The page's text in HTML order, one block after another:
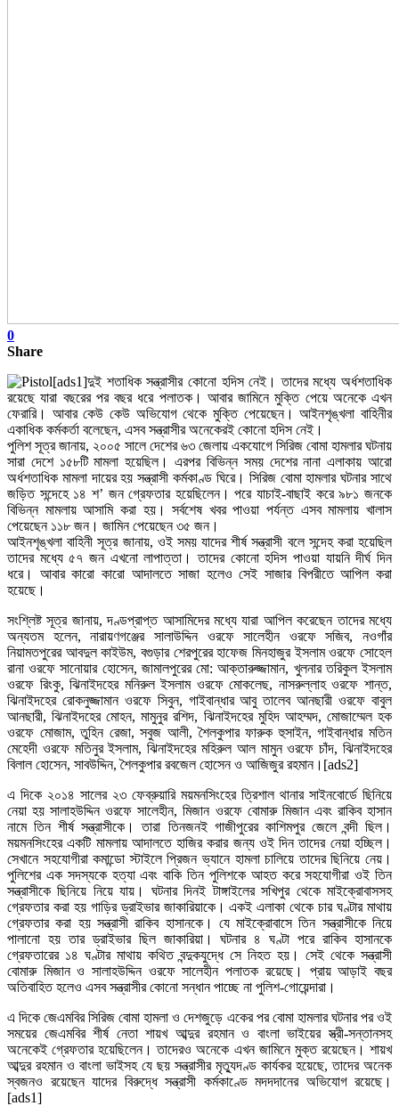
0
Share
[ads1]দুই শতাধিক সন্ত্রাসীর কোনো হদিস নেই। তাদের মধ্যে অর্ধশতাধিক
রয়েছে যারা বছরের পর বছর ধরে পলাতক। আবার জামিনে মুক্তি পেয়ে অনেকে এখন
ফেরারি। আবার কেউ কেউ অভিযোগ থেকে মুক্তি পেয়েছেন। আইনশৃঙ্খলা বাহিনীর
একাধিক কর্মকর্তা বলেছেন, এসব সন্ত্রাসীর অনেকেরই কোনো হদিস নেই।
পুলিশ সূত্র জানায়, ২০০৫ সালে দেশের ৬৩ জেলায় একযোগে সিরিজ বোমা হামলার ঘটনায়
সারা দেশে ১৫৮টি মামলা হয়েছিল। এরপর বিভিন্ন সময় দেশের নানা এলাকায় আরো
অর্ধশতাধিক মামলা দায়ের হয় সন্ত্রাসী কর্মকাণ্ড ঘিরে। সিরিজ বোমা হামলার ঘটনার সাথে
জড়িত সন্দেহে ১৪ শ’ জন গ্রেফতার হয়েছিলেন। পরে যাচাই-বাছাই করে ৯৮১ জনকে
বিভিন্ন মামলায় আসামি করা হয়। সর্বশেষ খবর পাওয়া পর্যন্ত এসব মামলায় খালাস
পেয়েছেন ১১৮ জন। জামিন পেয়েছেন ৩৫ জন।
আইনশৃঙ্খলা বাহিনী সূত্র জানায়, ওই সময় যাদের শীর্ষ সন্ত্রাসী বলে সন্দেহ করা হয়েছিল
তাদের মধ্যে ৫৭ জন এখনো লাপাত্তা। তাদের কোনো হদিস পাওয়া যায়নি দীর্ঘ দিন
ধরে। আবার কারো কারো আদালতে সাজা হলেও সেই সাজার বিপরীতে আপিল করা
হয়েছে।
সংশ্লিষ্ট সূত্র জানায়, দণ্ডপ্রাপ্ত আসামিদের মধ্যে যারা আপিল করেছেন তাদের মধ্যে
অন্যতম হলেন, নারায়ণগঞ্জের সালাউদ্দিন ওরফে সালেহীন ওরফে সজিব, নওগাঁর
নিয়ামতপুরের আবদুল কাইউম, বগুড়ার শেরপুরের হাফেজ মিনহাজুর ইসলাম ওরফে সোহেল
রানা ওরফে সানোয়ার হোসেন, জামালপুরের মো: আক্তারুজ্জামান, খুলনার তরিকুল ইসলাম
ওরফে রিংকু, ঝিনাইদহের মনিরুল ইসলাম ওরফে মোকলেছ, নাসরুল্লাহ ওরফে শান্ত,
ঝিনাইদহের রোকনুজ্জামান ওরফে সিবুন, গাইবান্ধার আবু তালেব আনছারী ওরফে বাবুল
আনছারী, ঝিনাইদহের মোহন, মামুনুর রশিদ, ঝিনাইদহের মুহিদ আহম্মদ, মোজাম্মেল হক
ওরফে মোজাম, তুহিন রেজা, সবুজ আলী, শৈলকুপার ফারুক হুসাইন, গাইবান্ধার মতিন
মেহেদী ওরফে মতিনুর ইসলাম, ঝিনাইদহের মহিরুল আল মামুন ওরফে চাঁদ, ঝিনাইদহের
বিলাল হোসেন, সাবউদ্দিন, শৈলকুপার রবজেল হোসেন ও আজিজুর রহমান।[ads2]
এ দিকে ২০১৪ সালের ২৩ ফেব্রুয়ারি ময়মনসিংহের ত্রিশাল থানার সাইনবোর্ডে ছিনিয়ে
নেয়া হয় সালাহউদ্দিন ওরফে সালেহীন, মিজান ওরফে বোমারু মিজান এবং রাকিব হাসান
নামে তিন শীর্ষ সন্ত্রাসীকে। তারা তিনজনই গাজীপুরের কাশিমপুর জেলে বন্দী ছিল।
ময়মনসিংহের একটি মামলায় আদালতে হাজির করার জন্য ওই দিন তাদের নেয়া হচ্ছিল।
সেখানে সহযোগীরা কমান্ডো স্টাইলে প্রিজন ভ্যানে হামলা চালিয়ে তাদের ছিনিয়ে নেয়।
পুলিশের এক সদস্যকে হত্যা এবং বাকি তিন পুলিশকে আহত করে সহযোগীরা ওই তিন
সন্ত্রাসীকে ছিনিয়ে নিয়ে যায়। ঘটনার দিনই টাঙ্গাইলের সখিপুর থেকে মাইক্রোবাসসহ
গ্রেফতার করা হয় গাড়ির ড্রাইভার জাকারিয়াকে। একই এলাকা থেকে চার ঘণ্টার মাথায়
গ্রেফতার করা হয় সন্ত্রাসী রাকিব হাসানকে। যে মাইক্রোবাসে তিন সন্ত্রাসীকে নিয়ে
পালানো হয় তার ড্রাইভার ছিল জাকারিয়া। ঘটনার ৪ ঘণ্টা পরে রাকিব হাসানকে
গ্রেফতারের ১৪ ঘণ্টার মাথায় কথিত বন্দুকযুদ্ধে সে নিহত হয়। সেই থেকে সন্ত্রাসী
বোমারু মিজান ও সালাহউদ্দিন ওরফে সালেহীন পলাতক রয়েছে। প্রায় আড়াই বছর
অতিবাহিত হলেও এসব সন্ত্রাসীর কোনো সন্ধান পাচ্ছে না পুলিশ-গোয়েন্দারা।
এ দিকে জেএমবির সিরিজ বোমা হামলা ও দেশজুড়ে একের পর বোমা হামলার ঘটনার পর ওই
সময়ের জেএমবির শীর্ষ নেতা শায়খ আব্দুর রহমান ও বাংলা ভাইয়ের স্ত্রী-সন্তানসহ
অনেকেই গ্রেফতার হয়েছিলেন। তাদেরও অনেকে এখন জামিনে মুক্ত রয়েছেন। শায়খ
আব্দুর রহমান ও বাংলা ভাইসহ যে ছয় সন্ত্রাসীর মৃত্যুদণ্ড কার্যকর হয়েছে, তাদের অনেক
স্বজনও রয়েছেন যাদের বিরুদ্ধে সন্ত্রাসী কর্মকাণ্ডে মদদদানের অভিযোগ রয়েছে।
[ads1]